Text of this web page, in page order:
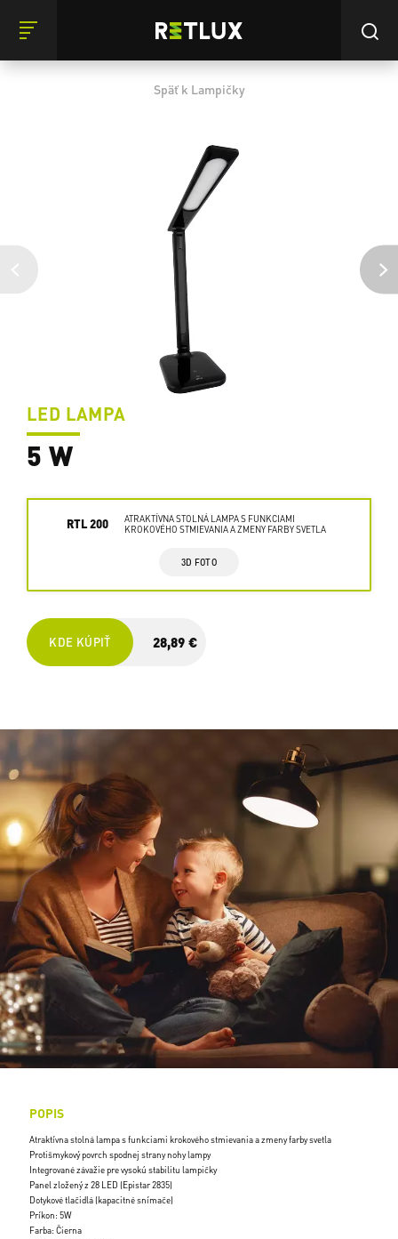
Späť k Lampičky
LED LAMPA
5 W
RTL 200
ATRAKTÍVNA STOLNÁ LAMPA S FUNKCIAMI
KROKOVÉHO STMIEVANIA A ZMENY FARBY SVETLA
3D FOTO
KDE KÚPIŤ 28,89 €
POPIS
Atraktívna stolná lampa s funkciami krokového stmievania a zmeny farby svetla
Protišmykový povrch spodnej strany nohy lampy
Integrované závažie pre vysokú stabilitu lampičky
Panel zložený z 28 LED (Epistar 2835)
Dotykové tlačidlá (kapacitné snímače)
Príkon: 5W
Farba: Čierna